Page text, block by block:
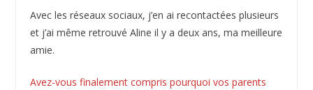
Avec les réseaux sociaux, j’en ai recontactées plusieurs
et j’ai même retrouvé Aline il y a deux ans, ma meilleure
amie.
Avez-vous finalement compris pourquoi vos parents